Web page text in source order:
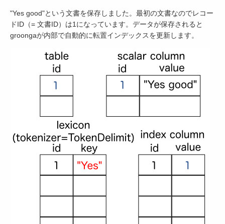
"Yes good"という文書を保存しました。最初の文書なのでレコー
ドID（= 文書ID）は1になっています。データが保存されると
groongaが内部で自動的に転置インデックスを更新します。